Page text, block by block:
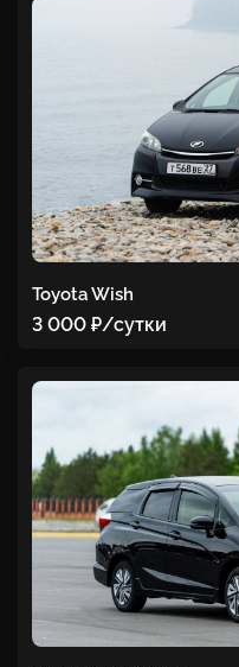
Toyota Wish
3 000 ₽/сутки